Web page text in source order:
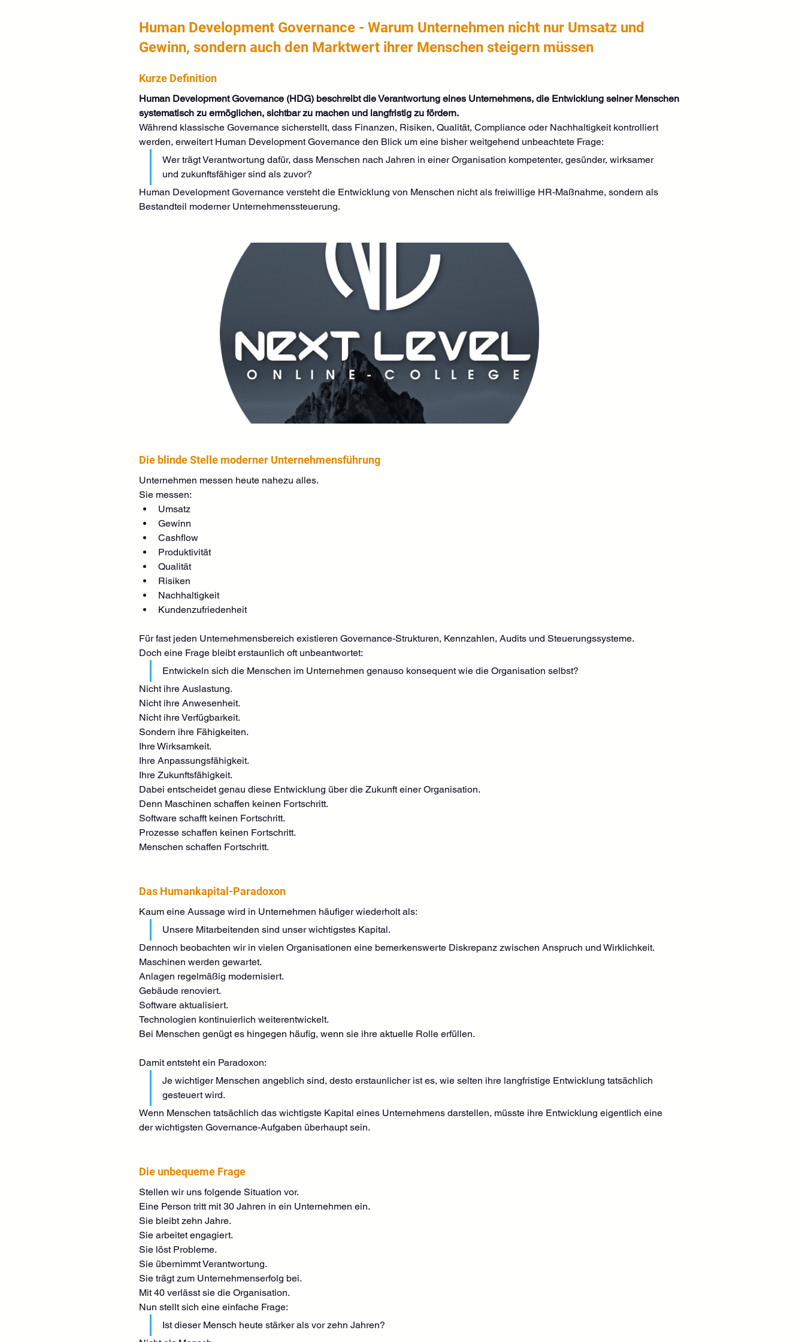
Human Development Governance - Warum Unternehmen nicht nur Umsatz und
Gewinn, sondern auch den Marktwert ihrer Menschen steigern müssen
Kurze Definition
Human Development Governance (HDG) beschreibt die Verantwortung eines Unternehmens, die Entwicklung seiner Menschen
systematisch zu ermöglichen, sichtbar zu machen und langfristig zu fördern.
Während klassische Governance sicherstellt, dass Finanzen, Risiken, Qualität, Compliance oder Nachhaltigkeit kontrolliert
werden, erweitert Human Development Governance den Blick um eine bisher weitgehend unbeachtete Frage:
Wer trägt Verantwortung dafür, dass Menschen nach Jahren in einer Organisation kompetenter, gesünder, wirksamer
und zukunftsfähiger sind als zuvor?
Human Development Governance versteht die Entwicklung von Menschen nicht als freiwillige HR-Maßnahme, sondern als
Bestandteil moderner Unternehmenssteuerung.
Die blinde Stelle moderner Unternehmensführung
Unternehmen messen heute nahezu alles.
Sie messen:
Umsatz
Gewinn
Cashflow
Produktivität
Qualität
Risiken
Nachhaltigkeit
Kundenzufriedenheit
Für fast jeden Unternehmensbereich existieren Governance-Strukturen, Kennzahlen, Audits und Steuerungssysteme.
Doch eine Frage bleibt erstaunlich oft unbeantwortet:
Entwickeln sich die Menschen im Unternehmen genauso konsequent wie die Organisation selbst?
Nicht ihre Auslastung.
Nicht ihre Anwesenheit.
Nicht ihre Verfügbarkeit.
Sondern ihre Fähigkeiten.
Ihre Wirksamkeit.
Ihre Anpassungsfähigkeit.
Ihre Zukunftsfähigkeit.
Dabei entscheidet genau diese Entwicklung über die Zukunft einer Organisation.
Denn Maschinen schaffen keinen Fortschritt.
Software schafft keinen Fortschritt.
Prozesse schaffen keinen Fortschritt.
Menschen schaffen Fortschritt.
Das Humankapital-Paradoxon
Kaum eine Aussage wird in Unternehmen häufiger wiederholt als:
Unsere Mitarbeitenden sind unser wichtigstes Kapital.
Dennoch beobachten wir in vielen Organisationen eine bemerkenswerte Diskrepanz zwischen Anspruch und Wirklichkeit.
Maschinen werden gewartet.
Anlagen regelmäßig modernisiert.
Gebäude renoviert.
Software aktualisiert.
Technologien kontinuierlich weiterentwickelt.
Bei Menschen genügt es hingegen häufig, wenn sie ihre aktuelle Rolle erfüllen.
Damit entsteht ein Paradoxon:
Je wichtiger Menschen angeblich sind, desto erstaunlicher ist es, wie selten ihre langfristige Entwicklung tatsächlich
gesteuert wird.
Wenn Menschen tatsächlich das wichtigste Kapital eines Unternehmens darstellen, müsste ihre Entwicklung eigentlich eine
der wichtigsten Governance-Aufgaben überhaupt sein.
Die unbequeme Frage
Stellen wir uns folgende Situation vor.
Eine Person tritt mit 30 Jahren in ein Unternehmen ein.
Sie bleibt zehn Jahre.
Sie arbeitet engagiert.
Sie löst Probleme.
Sie übernimmt Verantwortung.
Sie trägt zum Unternehmenserfolg bei.
Mit 40 verlässt sie die Organisation.
Nun stellt sich eine einfache Frage:
Ist dieser Mensch heute stärker als vor zehn Jahren?